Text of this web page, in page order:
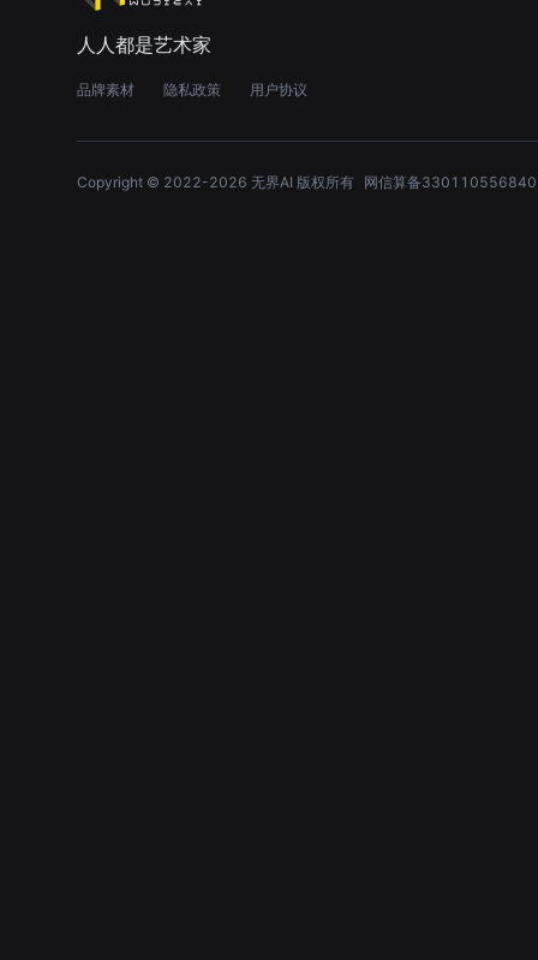
人人都是艺术家
品牌素材 隐私政策 用户协议
Copyright © 2022-2026 无界AI 版权所有 网信算备